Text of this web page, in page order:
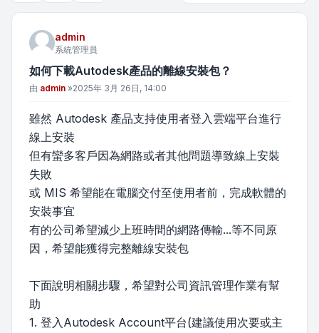
admin
系統管理員
如何下載Autodesk產品的離線安裝包？
文章
由 admin »2025年 3月 26日, 14:00
雖然 Autodesk 產品支持使用者登入雲端平台進行
線上安裝
但有蠻多客戶因為網路或者其他問題導致線上安裝
失敗
或 MIS 希望能在電腦交付至使用者前，完成軟體的
安裝事宜
有的公司希望減少上班時間的網路傳輸...等不同原
因，希望能獲得完整離線安裝包
下面說明相關步驟，希望對公司資訊管理作業有幫
助
1. 登入Autodesk Account平台(建議使用次要或主